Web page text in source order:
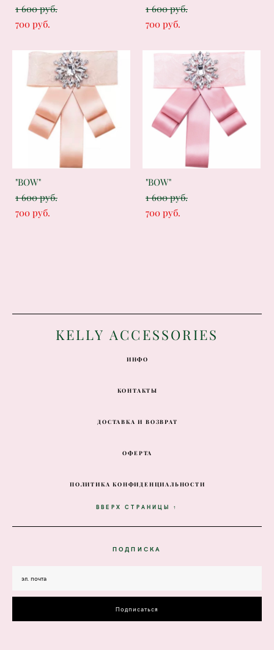
1 600 pуб.
700 pуб.
1 600 pуб.
700 pуб.
"BOW"
1 600 pуб.
700 pуб.
"BOW"
1 600 pуб.
700 pуб.
KELLY ACCESSORIES
ИНФО
КОНТАКТЫ
ДОСТАВКА И ВОЗВРАТ
ОФЕРТА
ПОЛИТИКА КОНФИДЕНЦИАЛЬНОСТИ
ВВЕРХ СТРАНИЦЫ ↑
ПОДПИСКА
Подписаться